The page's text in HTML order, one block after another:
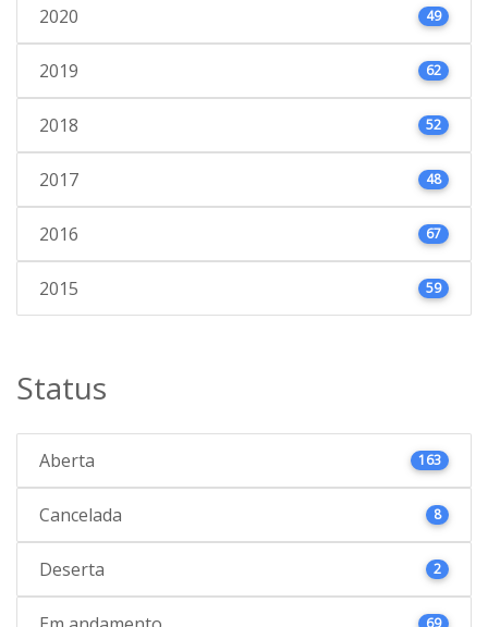
2020 49
2019 62
2018 52
2017 48
2016 67
2015 59
Status
Aberta 163
Cancelada 8
Deserta 2
69